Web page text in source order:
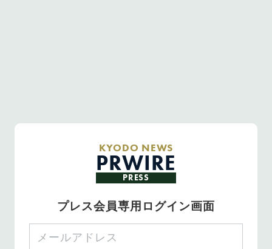
KYODO NEWS
PRWIRE
PRESS
プレス会員専用ログイン画面